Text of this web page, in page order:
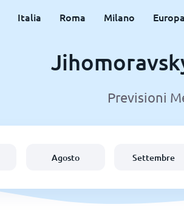
Italia Roma Milano Europa
Previsioni
Agosto Settembre